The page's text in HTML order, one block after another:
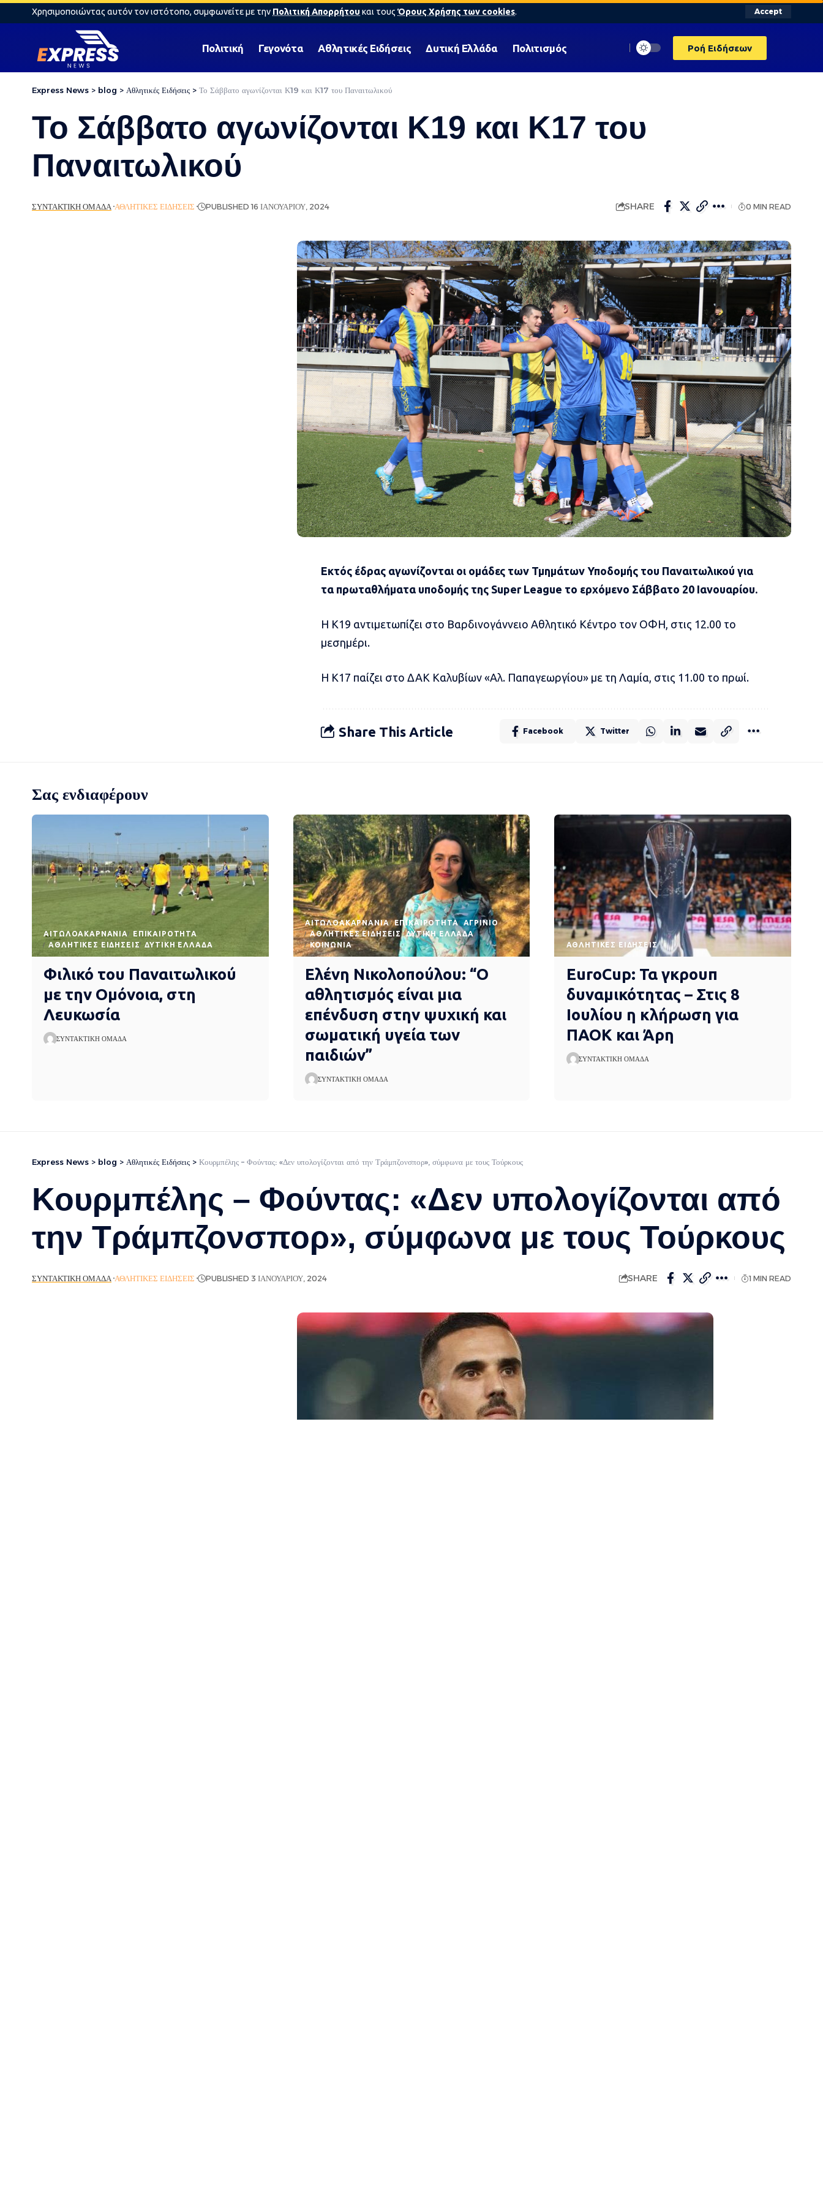
Χρησιμοποιώντας αυτόν τον ιστότοπο, συμφωνείτε με την Πολιτική Απορρήτου και τους Όρους Χρήσης των cookies. Accept
Πολιτική Γεγονότα Αθλητικές Ειδήσεις Δυτική Ελλάδα Πολιτισμός Ροή Ειδήσεων
Express News > blog > Αθλητικές Ειδήσεις > Το Σάββατο αγωνίζονται Κ19 και Κ17 του Παναιτωλικού
Το Σάββατο αγωνίζονται Κ19 και Κ17 του
Παναιτωλικού
ΣΥΝΤΑΚΤΙΚΉ ΟΜΆΔΑ ΑΘΛΗΤΙΚΈΣ ΕΙΔΉΣΕΙΣ PUBLISHED 16 ΙΑΝΟΥΑΡΊΟΥ, 2024 SHARE 0 MIN READ
Εκτός έδρας αγωνίζονται οι ομάδες των Τμημάτων Υποδομής του Παναιτωλικού για
τα πρωταθλήματα υποδομής της Super League το ερχόμενο Σάββατο 20 Ιανουαρίου.
Η Κ19 αντιμετωπίζει στο Βαρδινογάννειο Αθλητικό Κέντρο τον ΟΦΗ, στις 12.00 το
μεσημέρι.
Η Κ17 παίζει στο ΔΑΚ Καλυβίων «Αλ. Παπαγεωργίου» με τη Λαμία, στις 11.00 το πρωί.
Share This Article Facebook Twitter
Σας ενδιαφέρουν
AΙΤΩΛΟΑΚΑΡΝΑΝΊΑ
EΠΙΚΑΙΡΌΤΗΤΑ
ΑΘΛΗΤΙΚΈΣ ΕΙΔΉΣΕΙΣ
ΔΥΤΙΚΉ ΕΛΛΆΔΑ
Φιλικό του Παναιτωλικού
με την Ομόνοια, στη
Λευκωσία
ΣΥΝΤΑΚΤΙΚΉ ΟΜΆΔΑ
AΙΤΩΛΟΑΚΑΡΝΑΝΊΑ EΠΙΚΑΙΡΌΤΗΤΑ
ΑΓΡΊΝΙΟ
ΑΘΛΗΤΙΚΈΣ ΕΙΔΉΣΕΙΣ
ΔΥΤΙΚΉ ΕΛΛΆΔΑ
ΚΟΙΝΩΝΊΑ
Ελένη Νικολοπούλου: “Ο
αθλητισμός είναι μια
επένδυση στην ψυχική και
σωματική υγεία των
παιδιών”
ΣΥΝΤΑΚΤΙΚΉ ΟΜΆΔΑ
ΑΘΛΗΤΙΚΈΣ ΕΙΔΉΣΕΙΣ
EuroCup: Τα γκρουπ
δυναμικότητας – Στις 8
Ιουλίου η κλήρωση για
ΠΑΟΚ και Άρη
ΣΥΝΤΑΚΤΙΚΉ ΟΜΆΔΑ
Express News > blog > Αθλητικές Ειδήσεις > Κουρμπέλης – Φούντας: «Δεν υπολογίζονται από την Τράμπζονσπορ», σύμφωνα με τους Τούρκους
Κουρμπέλης – Φούντας: «Δεν υπολογίζονται από
την Τράμπζονσπορ», σύμφωνα με τους Τούρκους
ΣΥΝΤΑΚΤΙΚΉ ΟΜΆΔΑ ΑΘΛΗΤΙΚΈΣ ΕΙΔΉΣΕΙΣ PUBLISHED 3 ΙΑΝΟΥΑΡΊΟΥ, 2024 SHARE 1 MIN READ